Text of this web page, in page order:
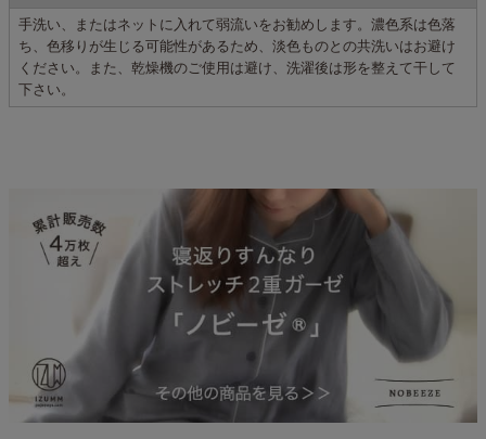
手洗い、またはネットに入れて弱流いをお勧めします。濃色系は色落
ち、色移りが生じる可能性があるため、淡色ものとの共洗いはお避け
ください。また、乾燥機のご使用は避け、洗濯後は形を整えて干して
下さい。